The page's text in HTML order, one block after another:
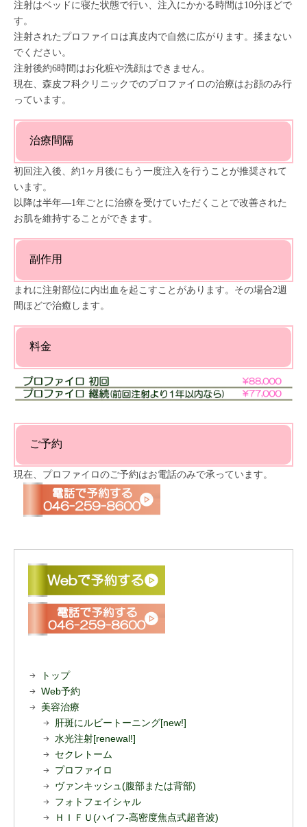
注射はベッドに寝た状態で行い、注入にかかる時間は10分ほどで
す。
注射されたプロファイロは真皮内で自然に広がります。揉まない
でください。
注射後約6時間はお化粧や洗顔はできません。
現在、森皮フ科クリニックでのプロファイロの治療はお顔のみ行
っています。
治療間隔
初回注入後、約1ヶ月後にもう一度注入を行うことが推奨されて
います。
以降は半年―1年ごとに治療を受けていただくことで改善された
お肌を維持することができます。
副作用
まれに注射部位に内出血を起こすことがあります。その場合2週
間ほどで治癒します。
料金
ご予約
現在、プロファイロのご予約はお電話のみで承っています。
トップ
Web予約
美容治療
肝斑にルビートーニング[new!]
水光注射[renewal!]
セクレトーム
プロファイロ
ヴァンキッシュ(腹部または背部)
フォトフェイシャル
ＨＩＦＵ(ハイフ-高密度焦点式超音波)